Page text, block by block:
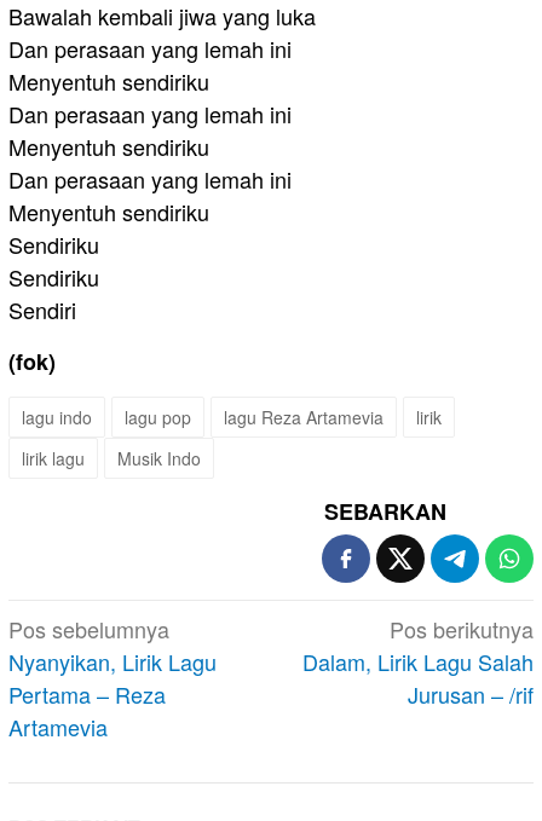
Bawalah kembali jiwa yang luka
Dan perasaan yang lemah ini
Menyentuh sendiriku
Dan perasaan yang lemah ini
Menyentuh sendiriku
Dan perasaan yang lemah ini
Menyentuh sendiriku
Sendiriku
Sendiriku
Sendiri
(fok)
lagu indo lagu pop lagu Reza Artamevia
lirik
lirik lagu
Musik Indo
SEBARKAN
Navigasi
pos
Pos sebelumnya
Nyanyikan, Lirik Lagu
Pertama – Reza
Artamevia
Pos berikutnya
Dalam, Lirik Lagu Salah
Jurusan – /rif